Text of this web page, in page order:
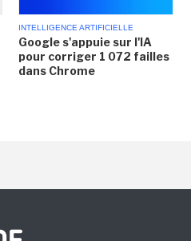
INTELLIGENCE ARTIFICIELLE
Google s'appuie sur l'IA
pour corriger 1 072 failles
dans Chrome